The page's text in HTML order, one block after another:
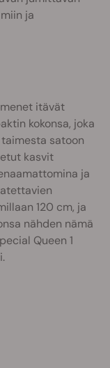
ja
itävät
kokonsa, joka
satoon
kasvit
ja
120 cm, ja
nähden nämä
Queen 1